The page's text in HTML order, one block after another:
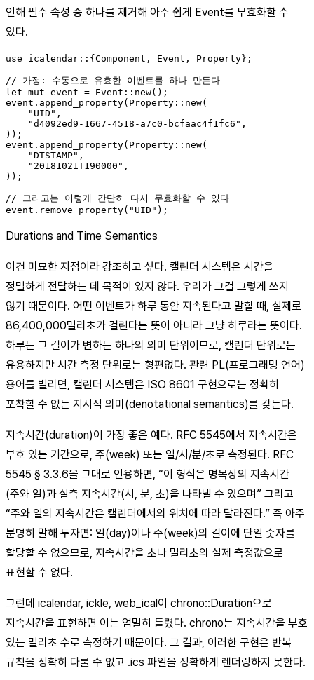
인해 필수 속성 중 하나를 제거해 아주 쉽게 Event를 무효화할 수
있다.
use icalendar::{Component, Event, Property};
// 가정: 수동으로 유효한 이벤트를 하나 만든다
let mut event = Event::new();
event.append_property(Property::new(
    "UID",
    "d4092ed9-1667-4518-a7c0-bcfaac4f1fc6",
));
event.append_property(Property::new(
    "DTSTAMP",
    "20181021T190000",
));
// 그리고는 이렇게 간단히 다시 무효화할 수 있다
Durations and Time Semantics
이건 미묘한 지점이라 강조하고 싶다. 캘린더 시스템은 시간을
정밀하게 전달하는 데 목적이 있지 않다. 우리가 그걸 그렇게 쓰지
않기 때문이다. 어떤 이벤트가 하루 동안 지속된다고 말할 때, 실제로
86,400,000밀리초가 걸린다는 뜻이 아니라 그냥 하루라는 뜻이다.
하루는 그 길이가 변하는 하나의 의미 단위이므로, 캘린더 단위로는
유용하지만 시간 측정 단위로는 형편없다. 관련 PL(프로그래밍 언어)
용어를 빌리면, 캘린더 시스템은 ISO 8601 구현으로는 정확히
포착할 수 없는 지시적 의미(denotational semantics)를 갖는다.
지속시간(duration)이 가장 좋은 예다. RFC 5545에서 지속시간은
부호 있는 기간으로, 주(week) 또는 일/시/분/초로 측정된다. RFC
5545 § 3.3.6을 그대로 인용하면, “이 형식은 명목상의 지속시간
(주와 일)과 실측 지속시간(시, 분, 초)을 나타낼 수 있으며” 그리고
“주와 일의 지속시간은 캘린더에서의 위치에 따라 달라진다.” 즉 아주
분명히 말해 두자면: 일(day)이나 주(week)의 길이에 단일 숫자를
할당할 수 없으므로, 지속시간을 초나 밀리초의 실제 측정값으로
표현할 수 없다.
그런데 icalendar, ickle, web_ical이 chrono::Duration으로
지속시간을 표현하면 이는 엄밀히 틀렸다. chrono는 지속시간을 부호
있는 밀리초 수로 측정하기 때문이다. 그 결과, 이러한 구현은 반복
규칙을 정확히 다룰 수 없고 .ics 파일을 정확하게 렌더링하지 못한다.